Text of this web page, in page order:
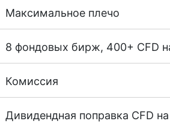
Максимальное плечо
MetaTrader4 & MetaTrader5: 1:20
На NetTradeX плечо по CFD на
8 фондовых бирж, 400+ CFD
Мы предлагаем более 400 CFD
(Великобритания),ASX
Комиссия
От 0,1% от обьема сделки, но на
Дивидендная поправка CFD